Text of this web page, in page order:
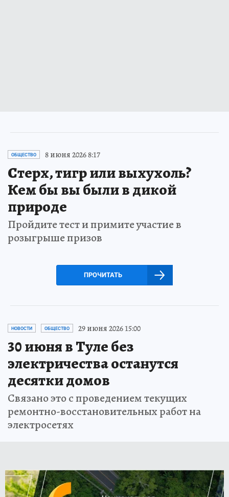
ОБЩЕСТВО 8 июня 2026 8:17
Стерх, тигр или выхухоль?
Кем бы вы были в дикой
природе
Пройдите тест и примите участие в
розыгрыше призов
ПРОЧИТАТЬ
НОВОСТИ ОБЩЕСТВО 29 июня 2026 15:00
30 июня в Туле без
электричества останутся
десятки домов
Связано это с проведением текущих
ремонтно-восстановительных работ на
электросетях